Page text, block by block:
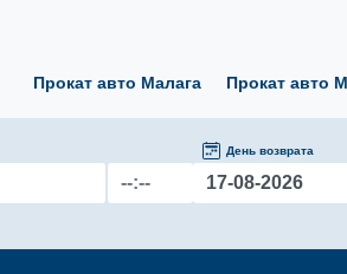
Прокат авто Малага Прокат авто
День возврата